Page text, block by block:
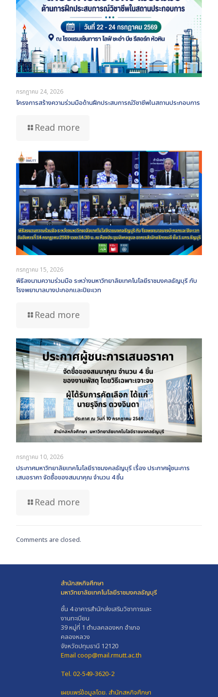
กรกฎาคม 24, 2026
โครงการสร้างความร่วมมือด้านฝึกประสบการณ์วิชาชีพในสถานประกอบการ
Read more
กรกฎาคม 15, 2026
พิธีลงนามความร่วมมือ ระหว่างมหาวิทยาลัยเทคโนโลยีราชมงคลธัญบุรี กับ
โรงพยาบาลบางปะกอกและปิยะเวท
Read more
กรกฎาคม 10, 2026
ประกาศมหาวิทยาลัยเทคโนโลยีราชมงคลธัญบุรี เรื่อง ประกาศผู้ชนะการ
เสนอราคา จัดซื้อของสมนาคุณ จำนวน 4 ชิ้น
Read more
Comments are closed.
สำนักสหกิจศึกษา
มหาวิทยาลัยเทคโนโลยีราชมงคลธัญบุรี
ชั้น 4 อาคารสำนักส่งเสริมวิชาการและ
งานทะเบียน
39 หมู่ที่ 1 ตำบลคลองหก อำเภอ
คลองหลวง
จังหวัดปทุมธานี 12120
Email coop@mail.rmutt.ac.th
Tel. 02-549-3620-2
เผยแพร่ข้อมูลโดย. สำนักสหกิจศึกษา